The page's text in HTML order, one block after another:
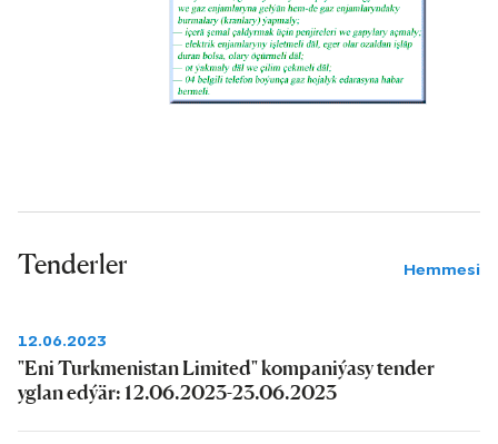
Tenderler Hemmesi
12.06.2023
"Eni Turkmenistan Limited" kompaniýasy tender
yglan edýär: 12.06.2023-23.06.2023